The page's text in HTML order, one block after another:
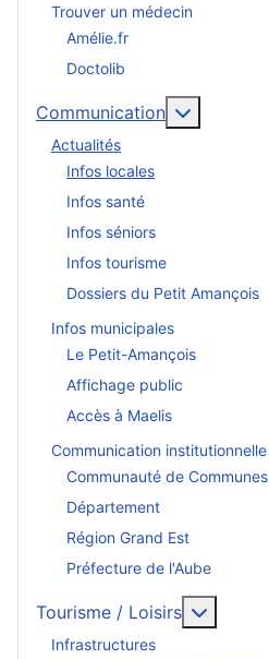
Trouver un médecin
Amélie.fr
Doctolib
Communication
Actualités
Infos locales
Infos santé
Infos séniors
Infos tourisme
Dossiers du Petit Amançois
Infos municipales
Le Petit-Amançois
Affichage public
Accès à Maelis
Communication institutionnelle
Communauté de Communes
Département
Région Grand Est
Préfecture de l'Aube
Tourisme / Loisirs
Infrastructures